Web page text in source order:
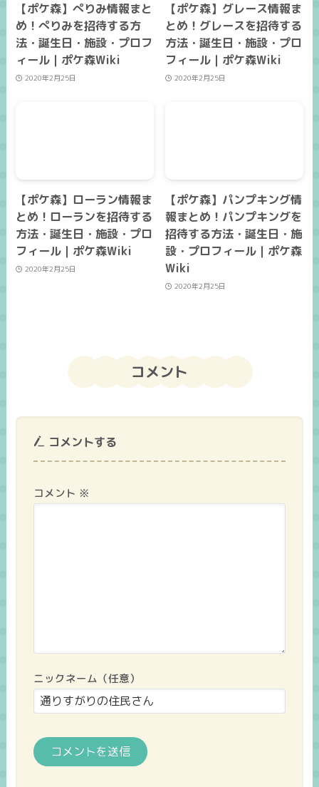
【ポケ森】ぺりみ情報まと
め！ぺりみを招待する方
法・誕生日・施設・プロフ
ィール｜ポケ森Wiki
2020年2月25日
【ポケ森】グレース情報ま
とめ！グレースを招待する
方法・誕生日・施設・プロ
フィール｜ポケ森Wiki
2020年2月25日
【ポケ森】ローラン情報ま
とめ！ローランを招待する
方法・誕生日・施設・プロ
フィール｜ポケ森Wiki
2020年2月25日
【ポケ森】パンプキング情
報まとめ！パンプキングを
招待する方法・誕生日・施
設・プロフィール｜ポケ森
Wiki
2020年2月25日
コメント
コメントする
コメント ※
ニックネーム（任意）